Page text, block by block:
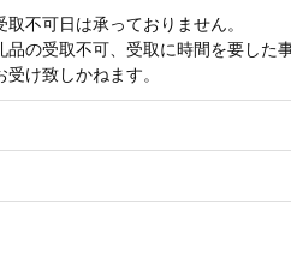
不可日は承っておりません。
品の受取不可、受取に時間を要した
け致しかねます。